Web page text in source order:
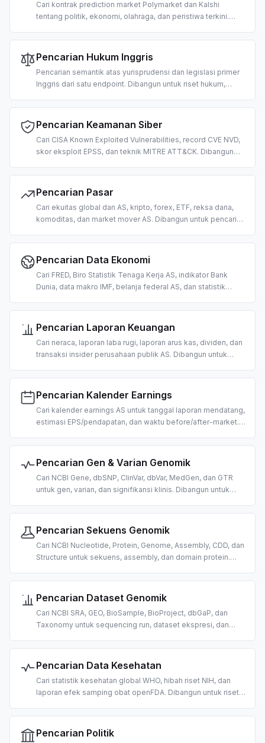
Cari kontrak prediction market Polymarket dan Kalshi
tentang politik, ekonomi, olahraga, dan peristiwa terkini.
jawaban LLM berbasis probabilitas.
Pencarian Hukum Inggris
Pencarian semantik atas yurisprudensi dan legislasi primer
Inggris dari satu endpoint. Dibangun untuk riset hukum,
kerja legal-tech berbasis AI.
Pencarian Keamanan Siber
Cari CISA Known Exploited Vulnerabilities, record CVE NVD,
skor eksploit EPSS, dan teknik MITRE ATT&CK. Dibangun
keamanan berbasis AI.
Pencarian Pasar
Cari ekuitas global dan AS, kripto, forex, ETF, reksa dana,
komoditas, dan market mover AS. Dibangun untuk pencarian
Pencarian Data Ekonomi
Cari FRED, Biro Statistik Tenaga Kerja AS, indikator Bank
Dunia, data makro IMF, belanja federal AS, dan statistik
makroekonomi berbasis AI.
Pencarian Laporan Keuangan
Cari neraca, laporan laba rugi, laporan arus kas, dividen, dan
transaksi insider perusahaan publik AS. Dibangun untuk
Pencarian Kalender Earnings
Cari kalender earnings AS untuk tanggal laporan mendatang,
estimasi EPS/pendapatan, dan waktu before/after-market.
digerakkan AI.
Pencarian Gen & Varian Genomik
Cari NCBI Gene, dbSNP, ClinVar, dbVar, MedGen, dan GTR
untuk gen, varian, dan signifikansi klinis. Dibangun untuk
Pencarian Sekuens Genomik
Cari NCBI Nucleotide, Protein, Genome, Assembly, CDD, dan
Structure untuk sekuens, assembly, dan domain protein.
Pencarian Dataset Genomik
Cari NCBI SRA, GEO, BioSample, BioProject, dbGaP, dan
Taxonomy untuk sequencing run, dataset ekspresi, dan
berbasis AI.
Pencarian Data Kesehatan
Cari statistik kesehatan global WHO, hibah riset NIH, dan
laporan efek samping obat openFDA. Dibangun untuk riset
farmakovigilans berbasis AI.
Pencarian Politik